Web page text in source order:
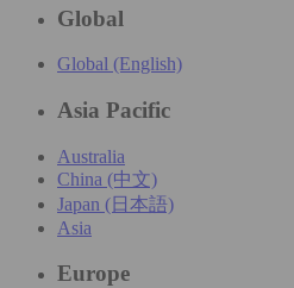
Global
Global (English)
Asia Pacific
Australia
China (中文)
Japan (日本語)
Asia
Europe